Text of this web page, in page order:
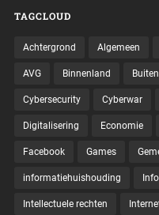
TAGCLOUD
Achtergrond Algemeen
AVG Binnenland
Cybersecurity Cyberwar
Digitalisering Economie
Facebook Games
informatiehuishouding
Intellectuele rechten